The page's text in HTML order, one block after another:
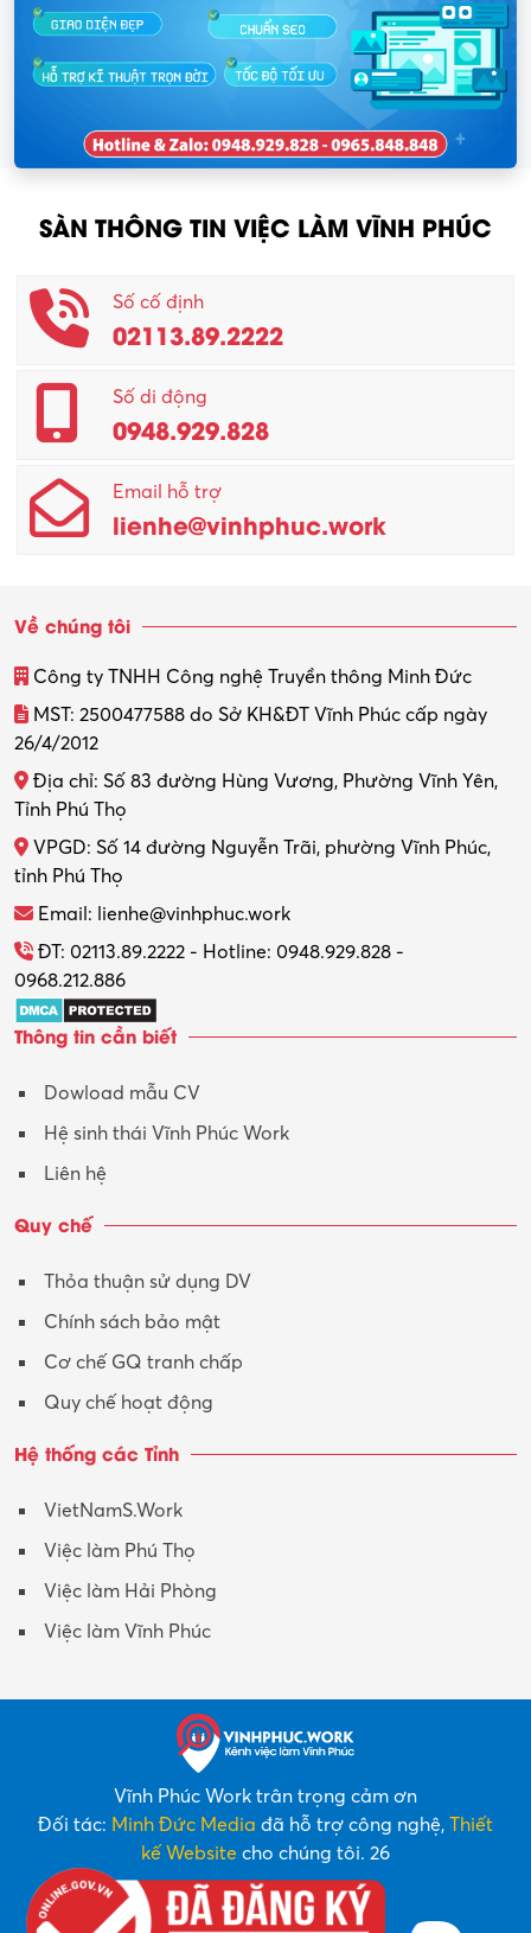
SÀN THÔNG TIN VIỆC LÀM VĨNH PHÚC
Số cố định
02113.89.2222
Số di động
0948.929.828
Email hỗ trợ
lienhe@vinhphuc.work
Về chúng tôi
Công ty TNHH Công nghệ Truyền thông Minh Đức
MST: 2500477588 do Sở KH&ĐT Vĩnh Phúc cấp ngày
26/4/2012
Địa chỉ: Số 83 đường Hùng Vương, Phường Vĩnh Yên,
Tỉnh Phú Thọ
VPGD: Số 14 đường Nguyễn Trãi, phường Vĩnh Phúc,
tỉnh Phú Thọ
Email: lienhe@vinhphuc.work
ĐT: 02113.89.2222 - Hotline: 0948.929.828 -
0968.212.886
Thông tin cần biết
Dowload mẫu CV
Hệ sinh thái Vĩnh Phúc Work
Liên hệ
Quy chế
Thỏa thuận sử dụng DV
Chính sách bảo mật
Cơ chế GQ tranh chấp
Quy chế hoạt động
Hệ thống các Tỉnh
VietNamS.Work
Việc làm Phú Thọ
Việc làm Hải Phòng
Việc làm Vĩnh Phúc
Vĩnh Phúc Work trân trọng cảm ơn
Đối tác: Minh Đức Media đã hỗ trợ công nghệ, Thiết
kế Website cho chúng tôi. 26